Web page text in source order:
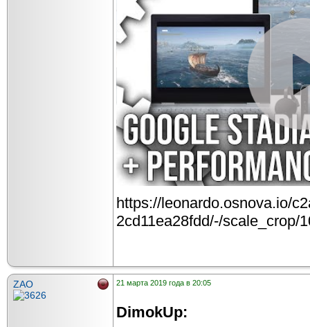
https://leonardo.osnova.io/
2cd11ea28fdd/-/scale_crop/
ZAO 21 марта 2019 года в 20:05
DimokUp: